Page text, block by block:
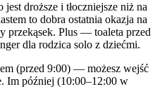
droższe i tłoczniejsze niż na
to dobra ostatnia okazja na
przekąsek. Plus — toaleta przed
dla rodzica solo z dziećmi.
(przed 9:00) — możesz wejść
Im później (10:00–12:00 w